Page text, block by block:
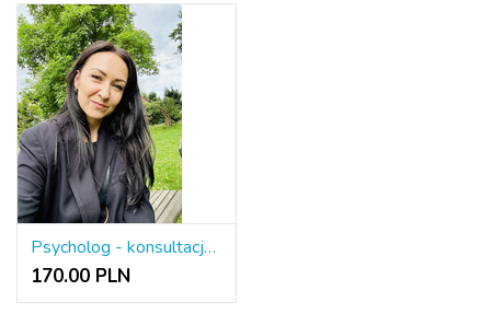
Psycholog - konsultacje indywidualne i par
170.00 PLN